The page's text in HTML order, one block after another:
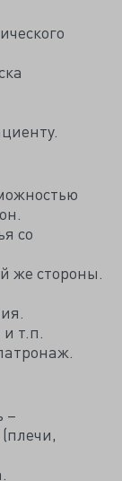
со
же стороны.
т.п.
–